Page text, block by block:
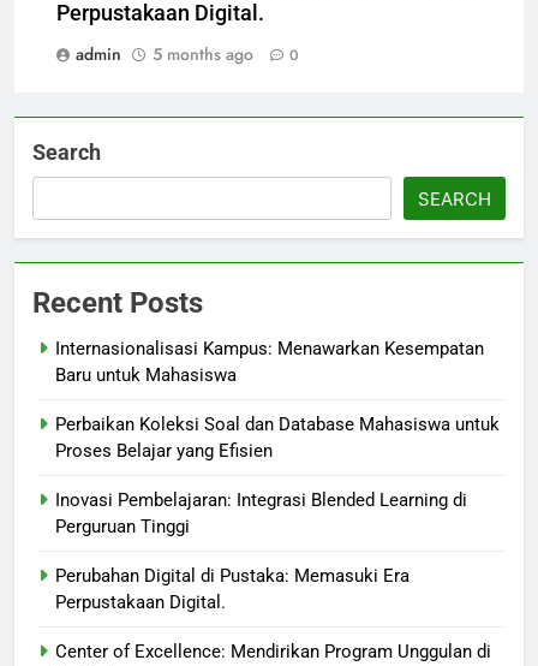
Perpustakaan Digital.
admin
5 months ago 0
Search
SEARCH
Recent Posts
Internasionalisasi Kampus: Menawarkan Kesempatan
Baru untuk Mahasiswa
Perbaikan Koleksi Soal dan Database Mahasiswa untuk
Proses Belajar yang Efisien
Inovasi Pembelajaran: Integrasi Blended Learning di
Perguruan Tinggi
Perubahan Digital di Pustaka: Memasuki Era
Perpustakaan Digital.
Center of Excellence: Mendirikan Program Unggulan di